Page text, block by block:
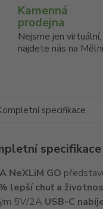
Kamenná
prodejna
Nejsme jen virtuální,
najdete nás na
specifikace
specifikace
NeXLiM GO
lepší chuť a
5V/2A USB-C